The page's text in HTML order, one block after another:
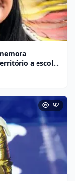
a escola
92